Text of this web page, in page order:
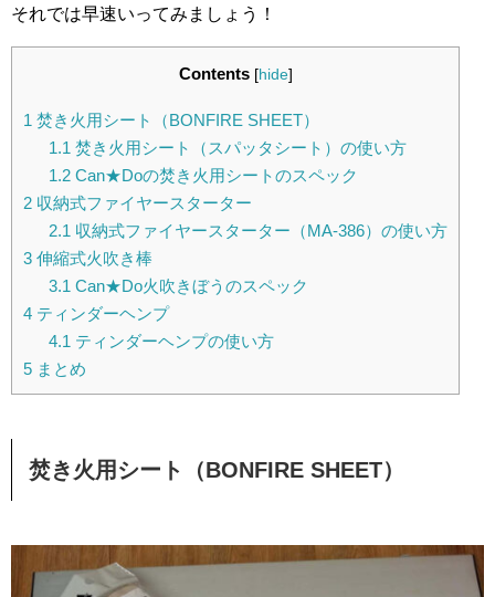
それでは早速いってみましょう！
Contents [hide]
1 焚き火用シート（BONFIRE SHEET）
1.1 焚き火用シート（スパッタシート）の使い方
1.2Can★Doの焚き火用シートのスペック
2 収納式ファイヤースターター
2.1 収納式ファイヤースターター（MA-386）の使い方
3 伸縮式火吹き棒
3.1 Can★Do火吹きぼうのスペック
4 ティンダーヘンプ
4.1 ティンダーヘンプの使い方
5 まとめ
焚き火用シート（BONFIRE SHEET）